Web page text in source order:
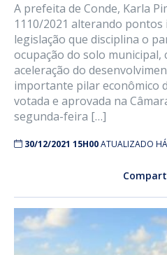
A prefeita de Conde, Karla
1110/2021 alterando
legislação que disciplina o
ocupação do solo
aceleração do
importante pilar econômico
votada e aprovada na
segunda-feira […]
30/12/2021 15H00ATUALIZADO